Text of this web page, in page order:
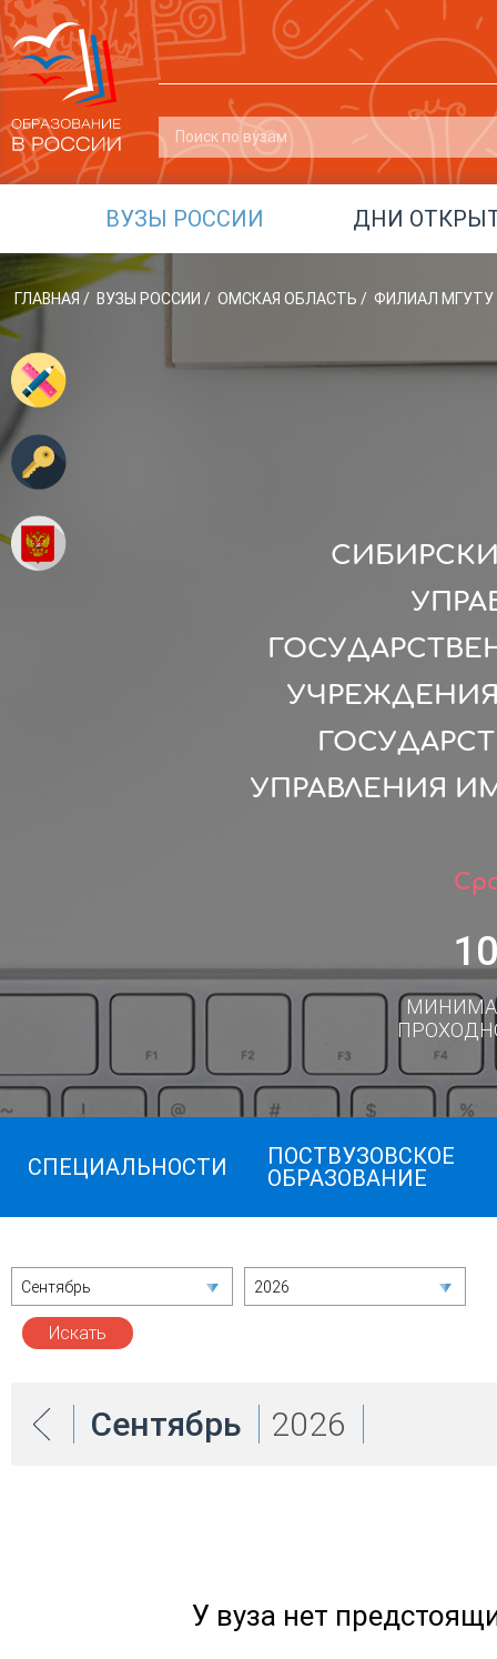
ВУЗЫ РОССИИ ДНИ
ГЛАВНАЯ / ВУЗЫ РОССИИ / ОМСКАЯ ОБЛАСТЬ / ФИЛИАЛ МГУТУ
УПРАВЛЕНИЯ
СПЕЦИАЛЬНОСТИ
ПОСТВУЗОВСКОЕ
ОБРАЗОВАНИЕ
Сентябрь 2026
Сентябрь 2026
У вуза нет